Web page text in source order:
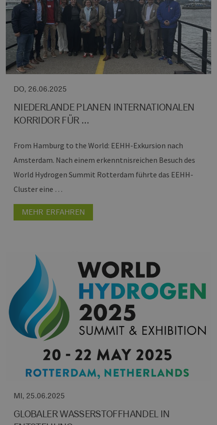
DO, 26.06.2025
NIEDERLANDE PLANEN INTERNATIONALEN
KORRIDOR FÜR …
From Hamburg to the World: EEHH-Exkursion nach
Amsterdam. Nach einem erkenntnisreichen Besuch des
World Hydrogen Summit Rotterdam führte das EEHH-
Cluster eine …
MEHR ERFAHREN
MI, 25.06.2025
GLOBALER WASSERSTOFFHANDEL IN